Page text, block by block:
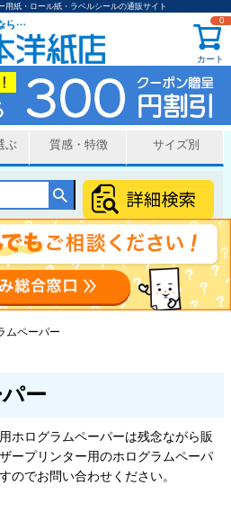
用紙・ロール紙・ラベルシールの通販サイト
カート
0
ぶ 質感・特徴 サイズ別
ムペーパー
ー
ホログラムペーパーは残念ながら販
ープリンター用のホログラムペーパ
のでお問い合わせください。